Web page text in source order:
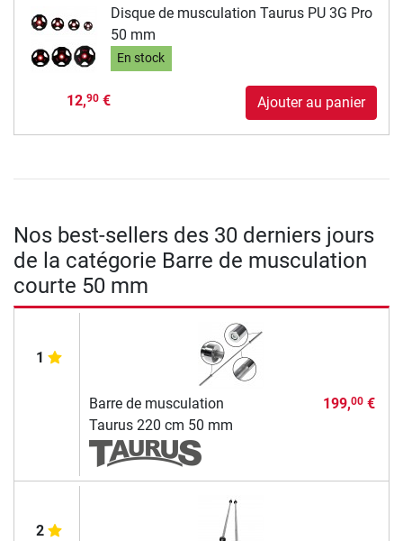
Disque de musculation Taurus PU 3G Pro
50 mm
En stock
12,90€ Ajouter au panier
Nos best-sellers des 30 derniers jours
de la catégorie Barre de musculation
courte 50 mm
1
Barre de musculation
Taurus 220 cm 50 mm
199,00€
2